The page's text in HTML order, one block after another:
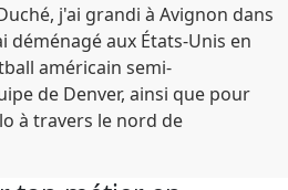
j'ai grandi à Avignon dans
déménagé aux États-Unis en
américain semi-
de Denver, ainsi que pour
à travers le nord de